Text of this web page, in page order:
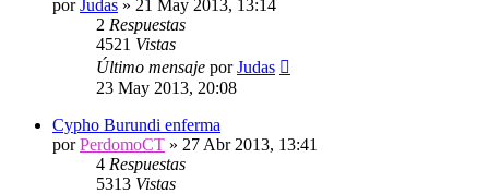
porJudas » 21 May 2013, 13:14
2 Respuestas
4521 Vistas
Último mensaje porJudas
23 May 2013, 20:08
Cypho Burundi enferma
porPerdomoCT » 27 Abr 2013, 13:41
4 Respuestas
5313 Vistas